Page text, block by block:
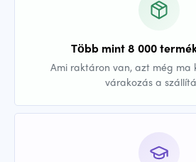
Több mint 8 000
Ami raktáron van, azt még ma
várakozás a